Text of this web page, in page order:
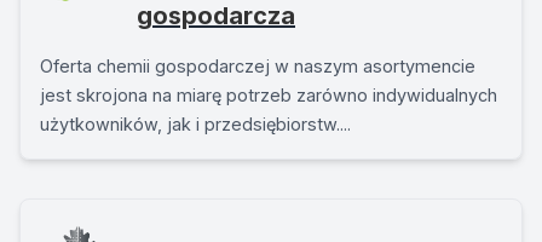
gospodarcza
Oferta chemii gospodarczej w naszym asortymencie
jest skrojona na miarę potrzeb zarówno indywidualnych
użytkowników, jak i przedsiębiorstw....